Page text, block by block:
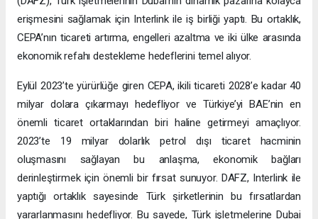
erişmesini sağlamak için Interlink ile iş birliği yaptı. Bu ortaklık,
CEPA’nın ticareti artırma, engelleri azaltma ve iki ülke arasında
ekonomik refahı destekleme hedeflerini temel alıyor.
Eylül 2023’te yürürlüğe giren CEPA, ikili ticareti 2028’e kadar 40
milyar dolara çıkarmayı hedefliyor ve Türkiye’yi BAE’nin en
önemli ticaret ortaklarından biri haline getirmeyi amaçlıyor.
2023’te 19 milyar dolarlık petrol dışı ticaret hacminin
oluşmasını sağlayan bu anlaşma, ekonomik bağları
derinleştirmek için önemli bir fırsat sunuyor. DAFZ, Interlink ile
yaptığı ortaklık sayesinde Türk şirketlerinin bu fırsatlardan
yararlanmasını hedefliyor. Bu sayede, Türk işletmelerine Dubai